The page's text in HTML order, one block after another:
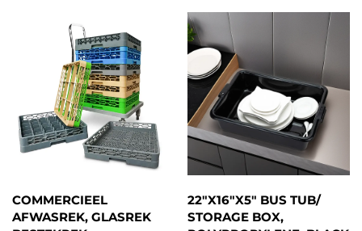
COMMERCIEEL
AFWASREK, GLASREK
22"X16"X5" BUS TUB/
STORAGE BOX,